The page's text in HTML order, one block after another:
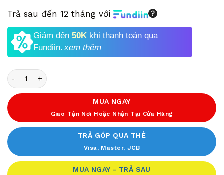
Trả sau đến 12 tháng với
Giảm đến 50K khi thanh toán qua
Fundiin.xem thêm
Số lượng
MUA NGAY
Giao Tận Nơi Hoặc Nhận Tại Cửa Hàng
TRẢ GÓP QUA THẺ
Visa, Master, JCB
MUA NGAY - TRẢ SAU